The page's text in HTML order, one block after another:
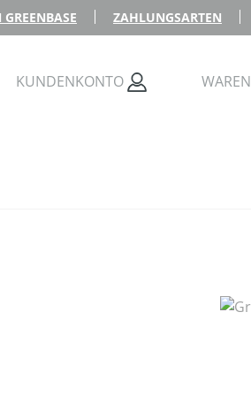
ZAHLUNGSARTEN
KUNDENKONTO